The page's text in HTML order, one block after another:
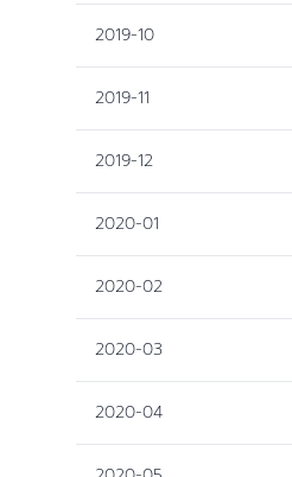
2019-10
2019-11
2019-12
2020-01
2020-02
2020-03
2020-04